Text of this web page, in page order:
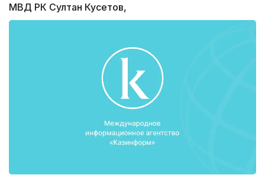
МВД РК Султан Кусетов,